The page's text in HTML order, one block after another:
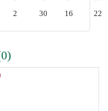
2 30 16 22